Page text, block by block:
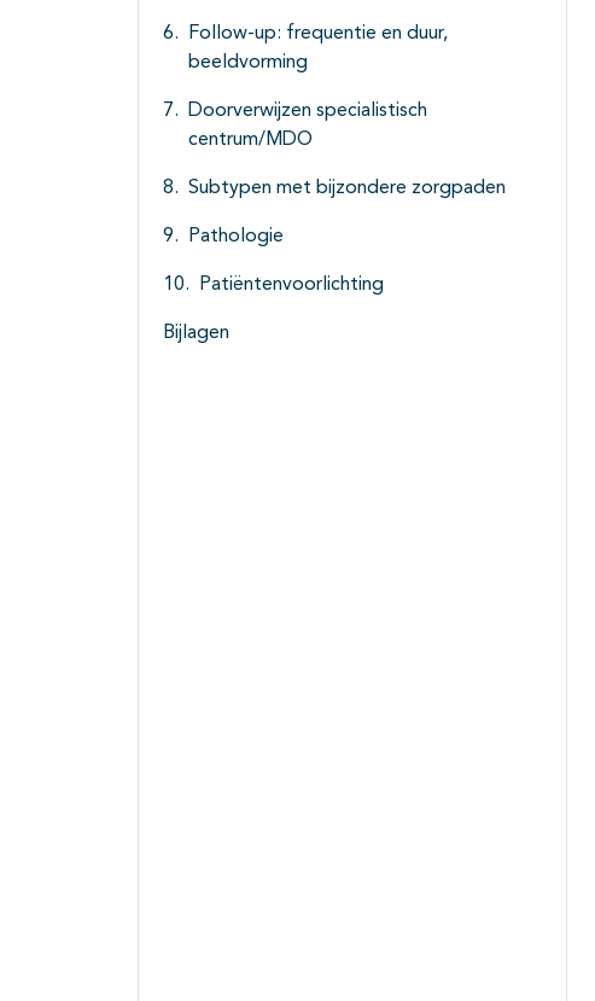
Follow-up: frequentie en duur,
beeldvorming
Doorverwijzen specialistisch
centrum/MDO
Subtypen met bijzondere zorgpaden
Pathologie
Patiëntenvoorlichting
Bijlagen